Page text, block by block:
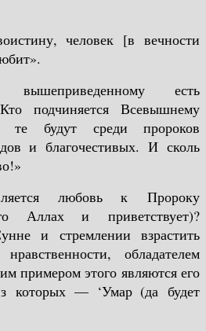
человек [в вечности
есть
подчиняется Всевышнему
будут среди пророков
и благочестивых. И сколь
любовь к Пророку
Аллах и приветствует)?
и стремлении взрастить
обладателем
примером этого являются его
которых — ‘Умар (да будет